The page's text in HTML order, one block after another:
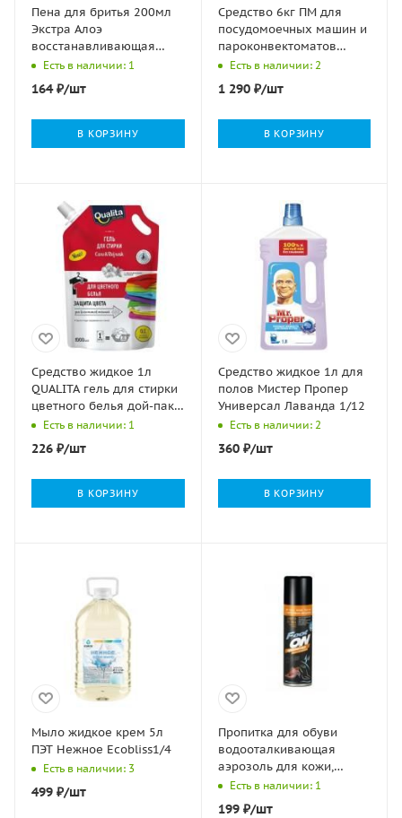
Пена для бритья 200мл
Экстра Алоэ
восстанавливающая
EXXE 1/6
Есть в наличии: 1
164₽/шт
В КОРЗИНУ
Средство 6кг ПМ для
посудомоечных машин и
пароконвектоматов
ЭФФИ (эксперт 3000) 1/4
Есть в наличии: 2
1 290₽/шт
В КОРЗИНУ
Средство жидкое 1л
QUALITA гель для стирки
цветного белья дой-пак
1/6Есть в наличии: 1
226 ₽/шт
В КОРЗИНУ
Средство жидкое 1л для
полов Мистер Пропер
Универсал Лаванда 1/12
Есть в наличии: 2
360₽/шт
В КОРЗИНУ
Мыло жидкое крем 5л
ПЭТ Нежное Ecobliss1/4
Есть в наличии: 3
499 ₽/шт
Пропитка для обуви
водооталкивающая
аэрозоль для кожи,
текстиля, синт.мат-ов
FootON 230мл 1/12
Есть в наличии: 1
199₽/шт